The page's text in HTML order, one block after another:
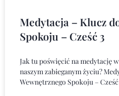
Medytacja – Klucz
Spokoju – Cześć 3
Jak tu poświęcić na medytację
naszym zabieganym życiu?
Wewnętrznego Spokoju –